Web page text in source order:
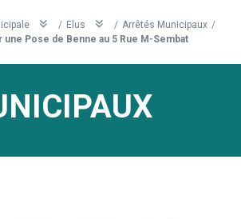
/ Elus / Arrêtés Municipaux /
une Pose de Benne au 5 Rue M-Sembat